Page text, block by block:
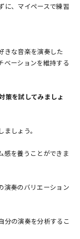
に、マイペースで練習
きな音楽を演奏した
ベーションを維持する
策を試してみましょ
しょう。
感を養うことができま
演奏のバリエーション
分の演奏を分析するこ